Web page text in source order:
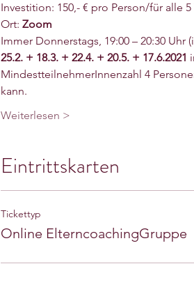
Investition: 150,- € pro Person/für alle
Ort: Zoom
Immer Donnerstags, 19:00 – 20:30
25.2. + 18.3. + 22.4. + 20.5. + 17.6.2021
MindestteilnehmerInnenzahl 4
kann.
Weiterlesen >
Eintrittskarten
Tickettyp
Online ElterncoachingGruppe